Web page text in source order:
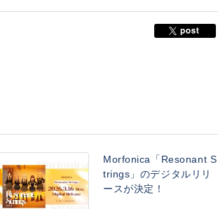
Morfonica「Resonant S
trings」のデジタルリリ
ースが決定！